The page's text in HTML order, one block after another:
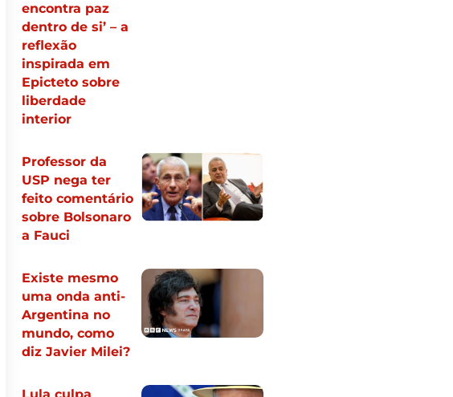
encontra paz
dentro de si’ – a
reflexão
inspirada em
Epicteto sobre
liberdade
interior
Professor da
USP nega ter
feito comentário
sobre Bolsonaro
a Fauci
Existe mesmo
uma onda anti-
Argentina no
mundo, como
diz Javier Milei?